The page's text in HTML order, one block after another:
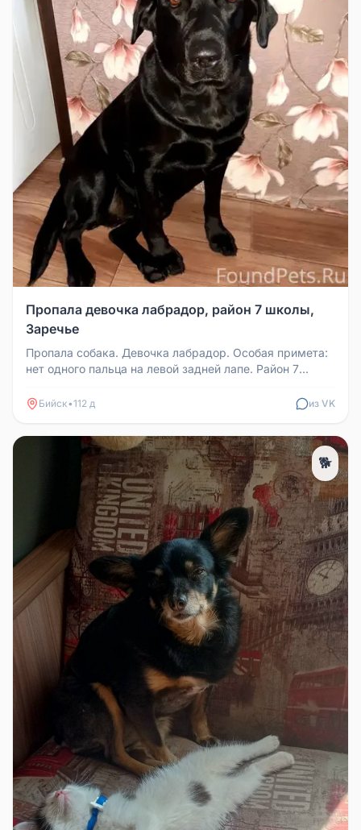
Пропала девочка лабрадор, район 7 школы,
Заречье
Пропала собака. Девочка лабрадор. Особая примета:
нет одного пальца на левой задней лапе. Район 7
Бийск•112 д из VK
🐕